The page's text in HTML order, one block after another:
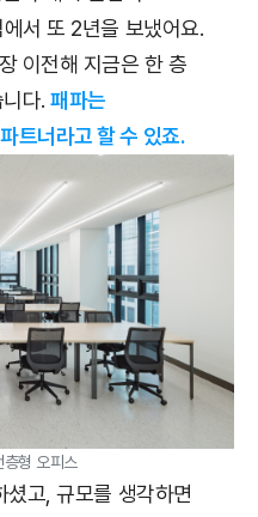
서 또 2년을 보냈어요.
이전해 지금은 한 층
니다.패파는
트너라고 할 수 있죠.
층형 오피스
셨고, 규모를 생각하면